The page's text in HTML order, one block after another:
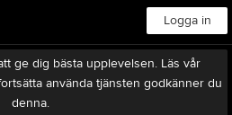
Logga in
ge dig bästa upplevelsen. Läs vår
använda tjänsten godkänner du
denna.